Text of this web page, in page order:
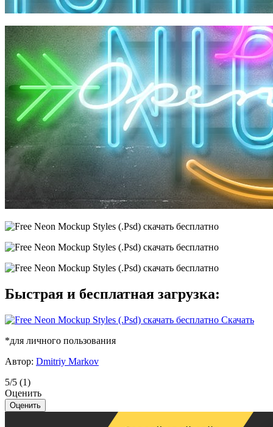
Быстрая и бесплатная загрузка:
Скачать
*для личного пользования
Автор: Dmitriy Markov
5/5 (1)
Оценить